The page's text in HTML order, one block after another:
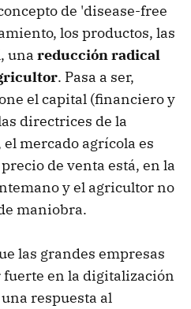
de 'disease-free
los productos, las
una reducción radical
. Pasa a ser,
el capital (financiero y
directrices de la
mercado agrícola es
de venta está, en la
y el agricultor no
maniobra.
las grandes empresas
en la digitalización
respuesta al